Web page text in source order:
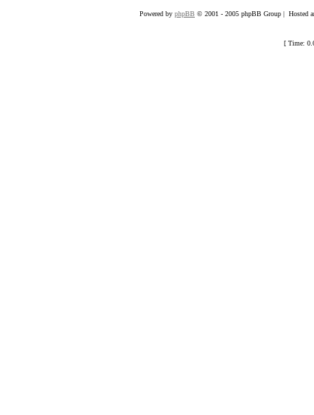
Powered by phpBB © 2001 - 2005 phpBB Group | Hosted
[ Time: